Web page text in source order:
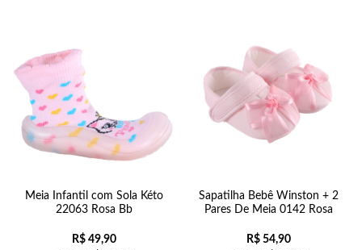
Meia Infantil com Sola Kéto
22063 Rosa Bb
R$49,90
Sapatilha Bebê Winston + 2
Pares De Meia 0142 Rosa
R$54,90